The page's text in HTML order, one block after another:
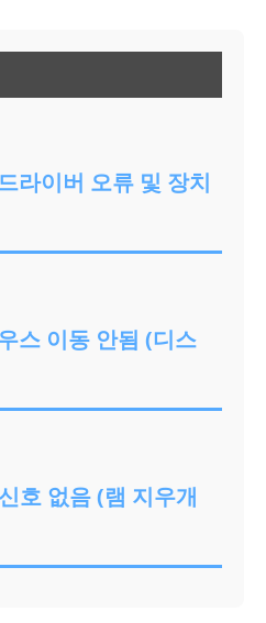
라이버 오류 및 장치
스 이동 안됨 (디스
호 없음 (램 지우개